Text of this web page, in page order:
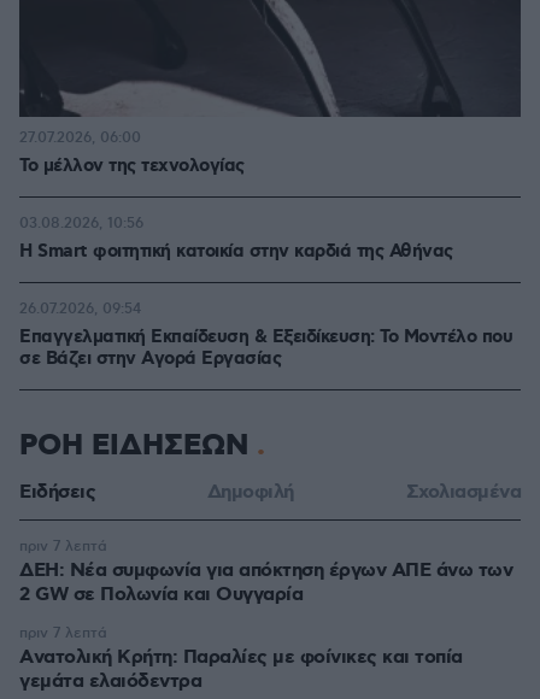
Το μέλλον της τεχνολογίας
27.07.2026, 06:00
Η Smart φοιτητική κατοικία στην καρδιά της Αθήνας
03.08.2026, 10:56
Επαγγελματική Εκπαίδευση & Εξειδίκευση: Το Mοντέλο που
σε Bάζει στην Aγορά Eργασίας
26.07.2026, 09:54
ΡΟΗ ΕΙΔΗΣΕΩΝ
Ειδήσεις Δημοφιλή Σχολιασμένα
ΔΕΗ: Νέα συμφωνία για απόκτηση έργων ΑΠΕ άνω των
2 GW σε Πολωνία και Ουγγαρία
πριν 7 λεπτά
Aνατολική Κρήτη: Παραλίες με φοίνικες και τοπία
γεμάτα ελαιόδεντρα
πριν 7 λεπτά